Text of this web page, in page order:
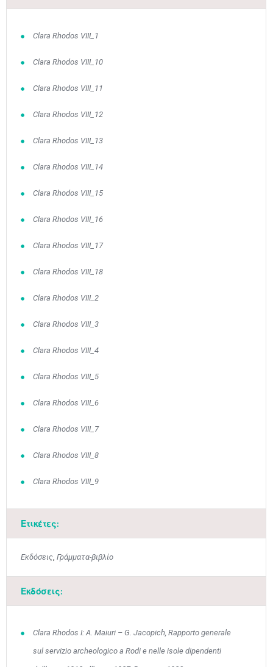
Clara Rhodos VIII_1
Clara Rhodos VIII_10
Clara Rhodos VIII_11
Clara Rhodos VIII_12
Clara Rhodos VIII_13
Clara Rhodos VIII_14
Clara Rhodos VIII_15
Clara Rhodos VIII_16
Clara Rhodos VIII_17
Clara Rhodos VIII_18
Clara Rhodos VIII_2
Clara Rhodos VIII_3
Clara Rhodos VIII_4
Clara Rhodos VIII_5
Clara Rhodos VIII_6
Clara Rhodos VIII_7
Clara Rhodos VIII_8
Clara Rhodos VIII_9
Ετικέτες:
Εκδόσεις, Γράμματα-βιβλίο
Εκδόσεις:
Clara Rhodos I: A. Maiuri – G. Jacopich, Rapporto generale
sul servizio archeologico a Rodi e nelle isole dipendenti